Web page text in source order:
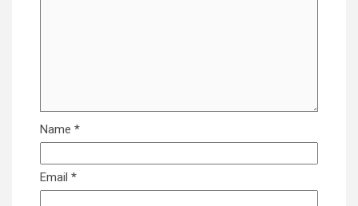
Name *
Email *